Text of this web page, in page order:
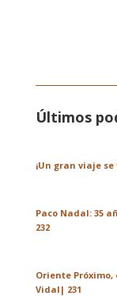
Últimos
¡Un gran viaje
Paco Nadal: 35
232
Oriente
Vidal| 231